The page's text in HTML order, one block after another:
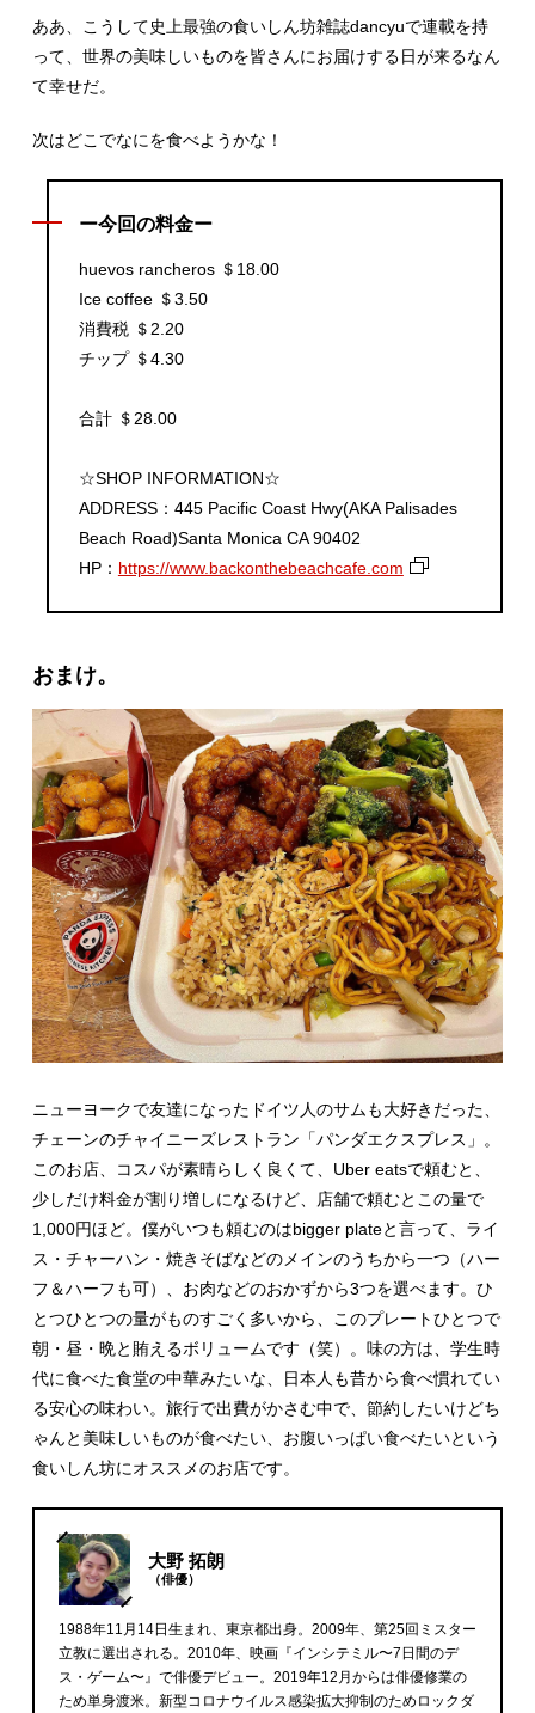
ああ、こうして史上最強の食いしん坊雑誌dancyuで連載を持
って、世界の美味しいものを皆さんにお届けする日が来るなん
て幸せだ。
次はどこでなにを食べようかな！
ー今回の料金ー
huevos rancheros ＄18.00
Ice coffee ＄3.50
消費税 ＄2.20
チップ ＄4.30
合計 ＄28.00
☆SHOP INFORMATION☆
ADDRESS：445 Pacific Coast Hwy(AKA Palisades
Beach Road)Santa Monica CA 90402
HP： https://www.backonthebeachcafe.com
おまけ。
ニューヨークで友達になったドイツ人のサムも大好きだった、
チェーンのチャイニーズレストラン「パンダエクスプレス」。
このお店、コスパが素晴らしく良くて、Uber eatsで頼むと、
少しだけ料金が割り増しになるけど、店舗で頼むとこの量で
1,000円ほど。僕がいつも頼むのはbigger plateと言って、ライ
ス・チャーハン・焼きそばなどのメインのうちから一つ（ハー
フ＆ハーフも可）、お肉などのおかずから3つを選べます。ひ
とつひとつの量がものすごく多いから、このプレートひとつで
朝・昼・晩と賄えるボリュームです（笑）。味の方は、学生時
代に食べた食堂の中華みたいな、日本人も昔から食べ慣れてい
る安心の味わい。旅行で出費がかさむ中で、節約したいけどち
ゃんと美味しいものが食べたい、お腹いっぱい食べたいという
食いしん坊にオススメのお店です。
大野 拓朗
（俳優）
1988年11月14日生まれ、東京都出身。2009年、第25回ミスター
立教に選出される。2010年、映画『インシテミル〜7日間のデ
ス・ゲーム〜』で俳優デビュー。2019年12月からは俳優修業の
ため単身渡米。新型コロナウイルス感染拡大抑制のためロックダ